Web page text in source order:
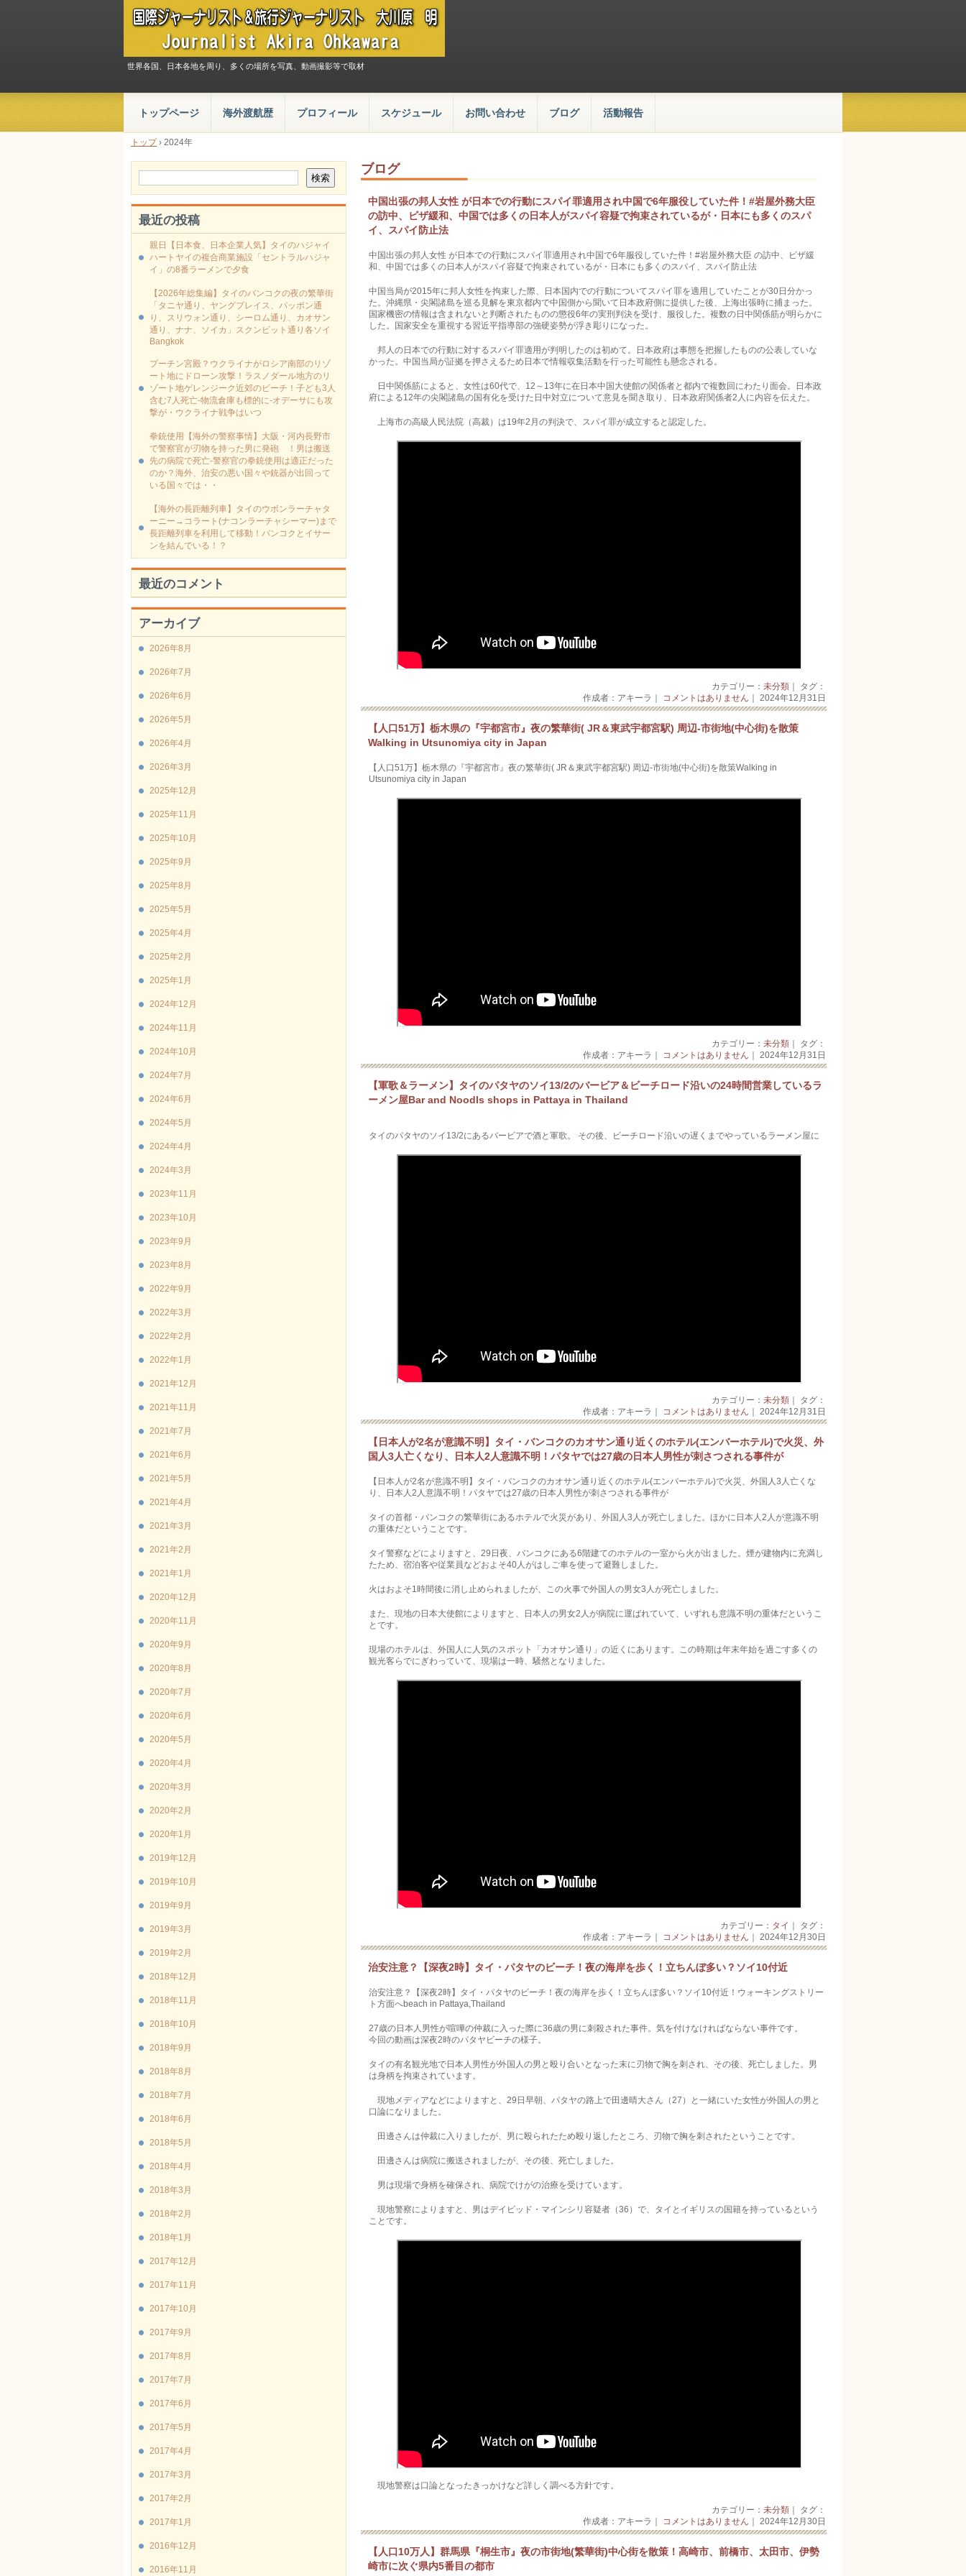
世界各国、日本各地を周り、多くの場所を写真、動画撮影等で取材
トップページ 海外渡航歴 プロフィール スケジュール お問い合わせ ブログ 活動報告
トップ› 2024年
ブログ
中国出張の邦人女性 が日本での行動にスパイ罪適用され中国で6年服役していた件！#岩屋外務大臣
の訪中、ビザ緩和、中国では多くの日本人がスパイ容疑で拘束されているが・日本にも多くのスパ
イ、スパイ防止法
中国出張の邦人女性 が日本での行動にスパイ罪適用され中国で6年服役していた件！#岩屋外務大臣 の訪中、ビザ緩
和、中国では多くの日本人がスパイ容疑で拘束されているが・日本にも多くのスパイ、スパイ防止法
中国当局が2015年に邦人女性を拘束した際、日本国内での行動についてスパイ罪を適用していたことが30日分かっ
た。沖縄県・尖閣諸島を巡る見解を東京都内で中国側から聞いて日本政府側に提供した後、上海出張時に捕まった。
国家機密の情報は含まれないと判断されたものの懲役6年の実刑判決を受け、服役した。複数の日中関係筋が明らかに
した。国家安全を重視する習近平指導部の強硬姿勢が浮き彫りになった。
邦人の日本での行動に対するスパイ罪適用が判明したのは初めて。日本政府は事態を把握したものの公表していな
かった。中国当局が証拠を押さえるため日本で情報収集活動を行った可能性も懸念される。
日中関係筋によると、女性は60代で、12～13年に在日本中国大使館の関係者と都内で複数回にわたり面会。日本政
府による12年の尖閣諸島の国有化を受けた日中対立について意見を聞き取り、日本政府関係者2人に内容を伝えた。
上海市の高級人民法院（高裁）は19年2月の判決で、スパイ罪が成立すると認定した。
カテゴリー： 未分類｜ タグ：
作成者：アキーラ｜
コメントはありません ｜ 2024年12月31日
【人口51万】栃木県の『宇都宮市』夜の繁華街( JR＆東武宇都宮駅) 周辺-市街地(中心街)を散策
Walking in Utsunomiya city in Japan
【人口51万】栃木県の『宇都宮市』夜の繁華街( JR＆東武宇都宮駅) 周辺-市街地(中心街)を散策Walking in
Utsunomiya city in Japan
カテゴリー： 未分類｜ タグ：
作成者：アキーラ｜
コメントはありません ｜ 2024年12月31日
【軍歌＆ラーメン】タイのパタヤのソイ13/2のバービア＆ビーチロード沿いの24時間営業しているラ
ーメン屋Bar and Noodls shops in Pattaya in Thailand
タイのパタヤのソイ13/2にあるバービアで酒と軍歌。 その後、ビーチロード沿いの遅くまでやっているラーメン屋に
カテゴリー： 未分類｜ タグ：
作成者：アキーラ｜ コメントはありません ｜ 2024年12月31日
【日本人が2名が意識不明】タイ・バンコクのカオサン通り近くのホテル(エンバーホテル)で火災、外
国人3人亡くなり、日本人2人意識不明！パタヤでは27歳の日本人男性が刺さつされる事件が
【日本人が2名が意識不明】タイ・バンコクのカオサン通り近くのホテル(エンバーホテル)で火災、外国人3人亡くな
り、日本人2人意識不明！パタヤでは27歳の日本人男性が刺さつされる事件が
タイの首都・バンコクの繁華街にあるホテルで火災があり、外国人3人が死亡しました。ほかに日本人2人が意識不明
の重体だということです。
タイ警察などによりますと、29日夜、バンコクにある6階建てのホテルの一室から火が出ました。煙が建物内に充満し
たため、宿泊客や従業員などおよそ40人がはしご車を使って避難しました。
火はおよそ1時間後に消し止められましたが、この火事で外国人の男女3人が死亡しました。
また、現地の日本大使館によりますと、日本人の男女2人が病院に運ばれていて、いずれも意識不明の重体だというこ
とです。
現場のホテルは、外国人に人気のスポット「カオサン通り」の近くにあります。この時期は年末年始を過ごす多くの
観光客らでにぎわっていて、現場は一時、騒然となりました。
カテゴリー： タイ
｜ タグ：
作成者：アキーラ｜ コメントはありません ｜ 2024年12月30日
治安注意？【深夜2時】タイ・パタヤのビーチ！夜の海岸を歩く！立ちんぼ多い？ソイ10付近
治安注意？【深夜2時】タイ・パタヤのビーチ！夜の海岸を歩く！立ちんぼ多い？ソイ10付近！ウォーキングストリー
ト方面へbeach in Pattaya,Thailand
27歳の日本人男性が喧嘩の仲裁に入った際に36歳の男に刺殺された事件。気を付けなければならない事件です。
今回の動画は深夜2時のパタヤビーチの様子。
タイの有名観光地で日本人男性が外国人の男と殴り合いとなった末に刃物で胸を刺され、その後、死亡しました。男
は身柄を拘束されています。
現地メディアなどによりますと、29日早朝、パタヤの路上で田邊晴大さん（27）と一緒にいた女性が外国人の男と
口論になりました。
田邊さんは仲裁に入りましたが、男に殴られたため殴り返したところ、刃物で胸を刺されたということです。
田邊さんは病院に搬送されましたが、その後、死亡しました。
男は現場で身柄を確保され、病院でけがの治療を受けています。
現地警察によりますと、男はデイビッド・マインシリ容疑者（36）で、タイとイギリスの国籍を持っているという
ことです。
現地警察は口論となったきっかけなど詳しく調べる方針です。
カテゴリー： 未分類｜ タグ：
作成者：アキーラ｜ コメントはありません ｜ 2024年12月30日
【人口10万人】群馬県『桐生市』夜の市街地(繁華街)中心街を散策！高崎市、前橋市、太田市、伊勢
崎市に次ぐ県内5番目の都市
最近の投稿
親日【日本食、日本企業人気】タイのハジャイ
ハートヤイの複合商業施設「セントラルハジャ
イ」の8番ラーメンで夕食
【2026年総集編】タイのバンコクの夜の繁華街
「タニヤ通り、ヤングプレイス、パッポン通
り、スリウォン通り、シーロム通り、カオサン
通り、ナナ、ソイカ」スクンビット通り各ソイ
Bangkok
プーチン宮殿？ウクライナがロシア南部のリゾ
ート地にドローン攻撃！ラスノダール地方のリ
ゾート地ゲレンジーク近郊のビーチ！子ども3人
含む7人死亡-物流倉庫も標的に‐オデーサにも攻
撃が・ウクライナ戦争はいつ
拳銃使用【海外の警察事情】大阪・河内長野市
で警察官が刃物を持った男に発砲 ！男は搬送
先の病院で死亡-警察官の拳銃使用は適正だった
のか？海外、治安の悪い国々や銃器が出回って
いる国々では・・
【海外の長距離列車】タイのウボンラーチャタ
ーニー→コラート(ナコンラーチャシーマー)まで
長距離列車を利用して移動！バンコクとイサー
ンを結んでいる！？
最近のコメント
アーカイブ
2026年8月
2026年7月
2026年6月
2026年5月
2026年4月
2026年3月
2025年12月
2025年11月
2025年10月
2025年9月
2025年8月
2025年5月
2025年4月
2025年2月
2025年1月
2024年12月
2024年11月
2024年10月
2024年7月
2024年6月
2024年5月
2024年4月
2024年3月
2023年11月
2023年10月
2023年9月
2023年8月
2022年9月
2022年3月
2022年2月
2022年1月
2021年12月
2021年11月
2021年7月
2021年6月
2021年5月
2021年4月
2021年3月
2021年2月
2021年1月
2020年12月
2020年11月
2020年9月
2020年8月
2020年7月
2020年6月
2020年5月
2020年4月
2020年3月
2020年2月
2020年1月
2019年12月
2019年10月
2019年9月
2019年3月
2019年2月
2018年12月
2018年11月
2018年10月
2018年9月
2018年8月
2018年7月
2018年6月
2018年5月
2018年4月
2018年3月
2018年2月
2018年1月
2017年12月
2017年11月
2017年10月
2017年9月
2017年8月
2017年7月
2017年6月
2017年5月
2017年4月
2017年3月
2017年2月
2017年1月
2016年12月
2016年11月